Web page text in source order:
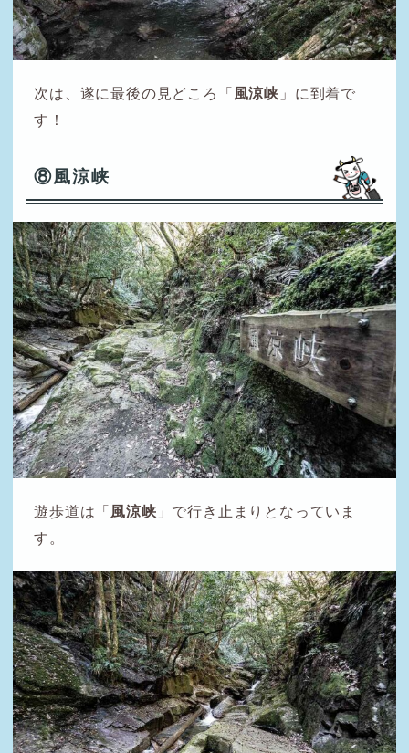
次は、遂に最後の見どころ「 風涼峡 」に到着で
す！
⑧風涼峡
遊歩道は「 風涼峡 」で行き止まりとなっていま
す。